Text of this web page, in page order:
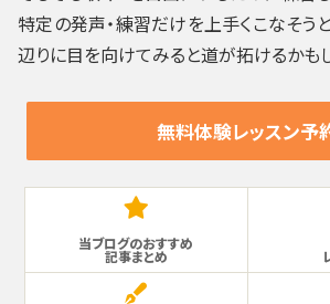
特定の発声・練習だけを上手くこなそう
辺りに目を向けてみると道が拓けるかも
無料体験レッスン予
当ブログのおすすめ
記事まとめ